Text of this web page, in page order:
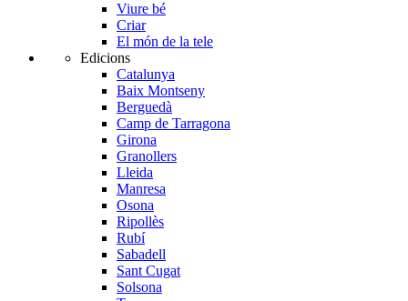
Viure bé
Criar
El món de la tele
Edicions
Catalunya
Baix Montseny
Berguedà
Camp de Tarragona
Girona
Granollers
Lleida
Manresa
Osona
Ripollès
Rubí
Sabadell
Sant Cugat
Solsona